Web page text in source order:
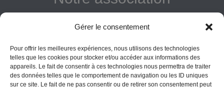
Gérer le consentement
Pour offrir les meilleures expériences, nous utilisons des technologies
telles que les cookies pour stocker et/ou accéder aux informations des
appareils. Le fait de consentir à ces technologies nous permettra de traiter
des données telles que le comportement de navigation ou les ID uniques
sur ce site. Le fait de ne pas consentir ou de retirer son consentement peut
Donner
Vos obligations